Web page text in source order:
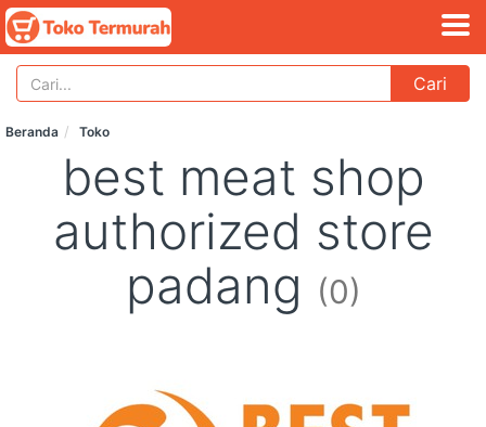
Cari
Beranda Toko
best meat shop
authorized store
padang (0)